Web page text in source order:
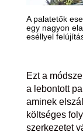
A palatetők
egy nagyon
eséllyel
Ezt a
a lebontott
aminek
költséges
szerkezetet